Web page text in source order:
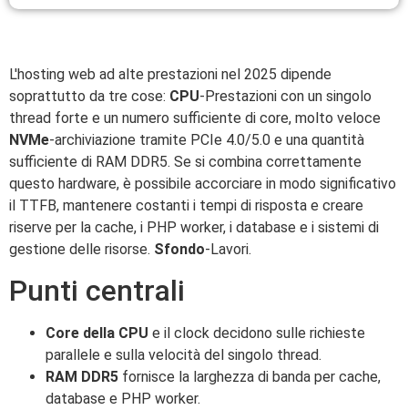
L'hosting web ad alte prestazioni nel 2025 dipende
soprattutto da tre cose: CPU-Prestazioni con un singolo
thread forte e un numero sufficiente di core, molto veloce
NVMe-archiviazione tramite PCIe 4.0/5.0 e una quantità
sufficiente di RAM DDR5. Se si combina correttamente
questo hardware, è possibile accorciare in modo significativo
il TTFB, mantenere costanti i tempi di risposta e creare
riserve per la cache, i PHP worker, i database e i sistemi di
gestione delle risorse. Sfondo-Lavori.
Punti centrali
Core della CPU e il clock decidono sulle richieste
parallele e sulla velocità del singolo thread.
RAM DDR5 fornisce la larghezza di banda per cache,
database e PHP worker.